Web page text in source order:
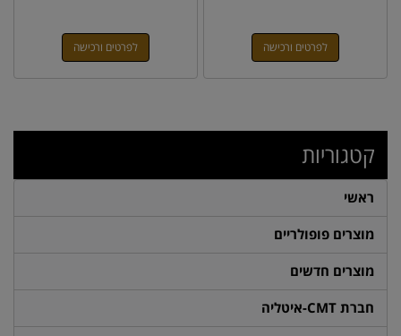
לפרטים ורכישה לפרטים ורכישה
קטגוריות
ראשי
מוצרים פופולריים
מוצרים חדשים
חברת CMT-איטליה